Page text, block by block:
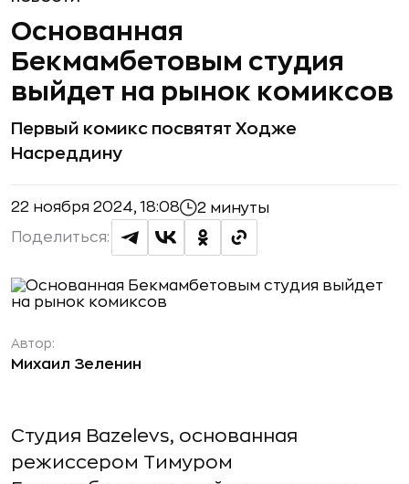
Основанная
Бекмамбетовым студия
выйдет на рынок комиксов
Первый комикс посвятят Ходже
Насреддину
22 ноября 2024, 18:08 2 минуты
Поделиться:
Автор:
Михаил Зеленин
Студия Bazelevs, основанная
режиссером Тимуром